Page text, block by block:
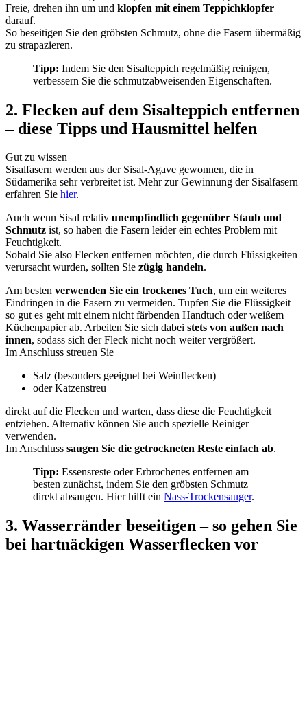
Freie, drehen ihn um und klopfen mit einem Teppichklopfer
darauf.
So beseitigen Sie den gröbsten Schmutz, ohne die Fasern übermäßig
zu strapazieren.
Tipp: Indem Sie den Sisalteppich regelmäßig reinigen,
verbessern Sie die schmutzabweisenden Eigenschaften.
2. Flecken auf dem Sisalteppich entfernen
– diese Tipps und Hausmittel helfen
Gut zu wissen
Sisalfasern werden aus der Sisal-Agave gewonnen, die in
Südamerika sehr verbreitet ist. Mehr zur Gewinnung der Sisalfasern
erfahren Sie hier.
Auch wenn Sisal relativ unempfindlich gegenüber Staub und
Schmutz ist, so haben die Fasern leider ein echtes Problem mit
Feuchtigkeit.
Sobald Sie also Flecken entfernen möchten, die durch Flüssigkeiten
verursacht wurden, sollten Sie zügig handeln.
Am besten verwenden Sie ein trockenes Tuch, um ein weiteres
Eindringen in die Fasern zu vermeiden. Tupfen Sie die Flüssigkeit
so gut es geht mit einem nicht färbenden Handtuch oder weißem
Küchenpapier ab. Arbeiten Sie sich dabei stets von außen nach
innen, sodass sich der Fleck nicht noch weiter vergrößert.
Im Anschluss streuen Sie
Salz (besonders geeignet bei Weinflecken)
oder Katzenstreu
direkt auf die Flecken und warten, dass diese die Feuchtigkeit
entziehen. Alternativ können Sie auch spezielle Reiniger
verwenden.
Im Anschluss saugen Sie die getrockneten Reste einfach ab.
Tipp: Essensreste oder Erbrochenes entfernen am
besten zunächst, indem Sie den gröbsten Schmutz
direkt absaugen. Hier hilft ein Nass-Trockensauger.
3. Wasserränder beseitigen – so gehen Sie
bei hartnäckigen Wasserflecken vor